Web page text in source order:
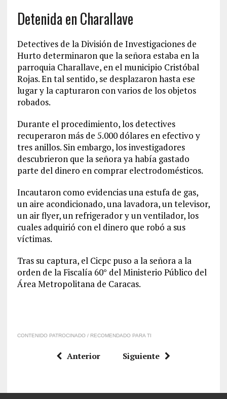
Detenida en Charallave
Detectives de la División de Investigaciones de
Hurto determinaron que la señora estaba en la
parroquia Charallave, en el municipio Cristóbal
Rojas. En tal sentido, se desplazaron hasta ese
lugar y la capturaron con varios de los objetos
robados.
Durante el procedimiento, los detectives
recuperaron más de 5.000 dólares en efectivo y
tres anillos. Sin embargo, los investigadores
descubrieron que la señora ya había gastado
parte del dinero en comprar electrodomésticos.
Incautaron como evidencias una estufa de gas,
un aire acondicionado, una lavadora, un televisor,
un air flyer, un refrigerador y un ventilador, los
cuales adquirió con el dinero que robó a sus
víctimas.
Tras su captura, el Cicpc puso a la señora a la
orden de la Fiscalía 60° del Ministerio Público del
Área Metropolitana de Caracas.
CONTENIDO PATROCINADO / RECOMENDADO PARA TI
Anterior Siguiente